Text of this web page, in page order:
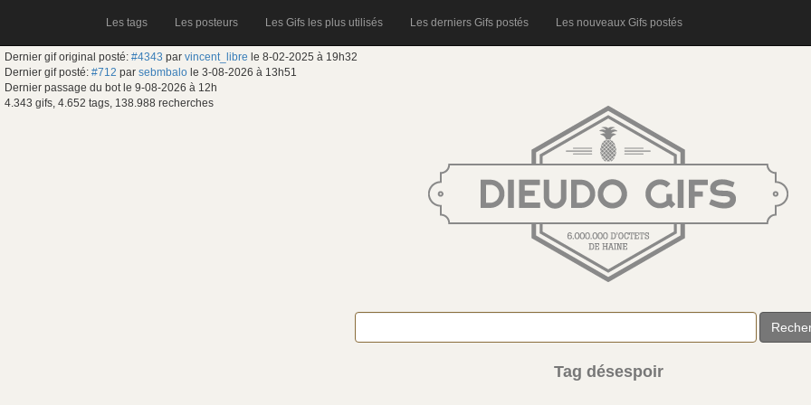
Les tags Les posteurs Les Gifs les plus utilisés Les derniers Gifs postés Les nouveaux Gifs postés
Dernier gif original posté: #4343 par vincent_libre le 8-02-2025 à 19h32
Dernier gif posté: #712 par sebmbalo le 3-08-2026 à 13h51
Dernier passage du bot le 9-08-2026 à 12h
4.343 gifs, 4.652 tags, 138.988 recherches
Tag désespoir